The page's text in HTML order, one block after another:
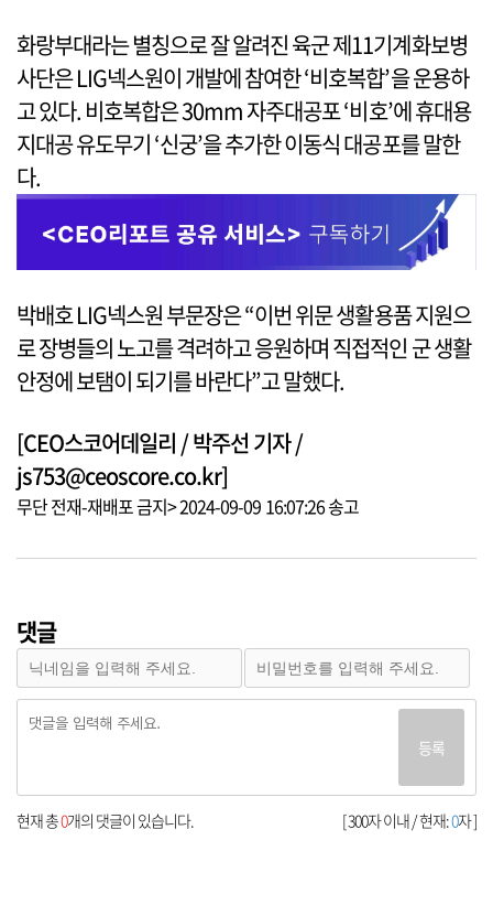
화랑부대라는 별칭으로 잘 알려진 육군 제11기계화보병
사단은 LIG넥스원이 개발에 참여한 ‘비호복합’을 운용하
고 있다. 비호복합은 30mm 자주대공포 ‘비호’에 휴대용
지대공 유도무기 ‘신궁’을 추가한 이동식 대공포를 말한
다.
박배호 LIG넥스원 부문장은 “이번 위문 생활용품 지원으
로 장병들의 노고를 격려하고 응원하며 직접적인 군 생활
안정에 보탬이 되기를 바란다”고 말했다.
[CEO스코어데일리 / 박주선 기자 /
js753@ceoscore.co.kr]
무단 전재-재배포 금지> 2024-09-09 16:07:26 송고
댓글
등록
[ 300자 이내 / 현재:0자 ]
현재 총0개의 댓글이 있습니다.